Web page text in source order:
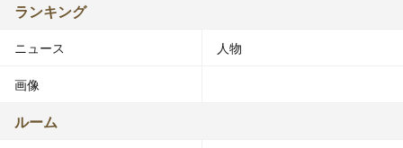
ランキング
ニュース 人物
画像
ルーム